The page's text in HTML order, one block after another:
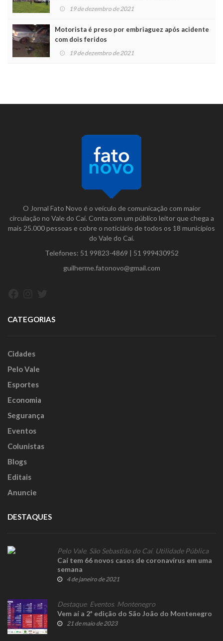
19 de dezembro de 2021
Motorista é preso por embriaguez após acidente
com dois feridos
19 de dezembro de 2021
O Jornal Fato Novo é o veículo de comunicação com maior
circulação no Vale do Caí. Conta com um público leitor que chega a
mais 25.000 pessoas e cobre o noticiário de todos os 18 municípios
do Vale do Caí.
Telefones: 51 99823-4869 | 51 999430952
guilherme.fatonovo@gmail.com
CATEGORIAS
Cidades
Pelo Vale
Esportes
Economia
Segurança
Eventos
Colunistas
Blogs
Editais
Anuncie
DESTAQUES
Pelo Vale, São Sebastião do Caí, Utilidade Pública
Caí tem 66 novos casos de coronavírus em uma
semana
4 de janeiro de 2021
Destaque, Eventos, Montenegro
Vem aí a 2ª edição do São João do Montenegro
21 de maio de 2023